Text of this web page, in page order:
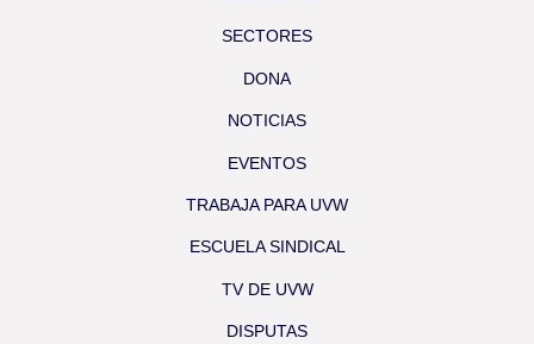
SECTORES
DONA
NOTICIAS
EVENTOS
TRABAJA PARA UVW
ESCUELA SINDICAL
TV DE UVW
DISPUTAS